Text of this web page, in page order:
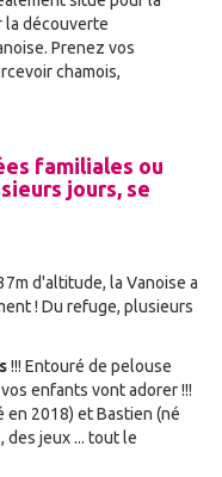
la découverte
Prenez vos
chamois,
familiales ou
jours, se
d'altitude, la Vanoise a
! Du refuge, plusieurs
!!! Entouré de pelouse
enfants vont adorer !!!
en 2018) et Bastien (né
des jeux ... tout le